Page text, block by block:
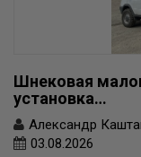
Шнековая
установка…
Александр
03.08.2026